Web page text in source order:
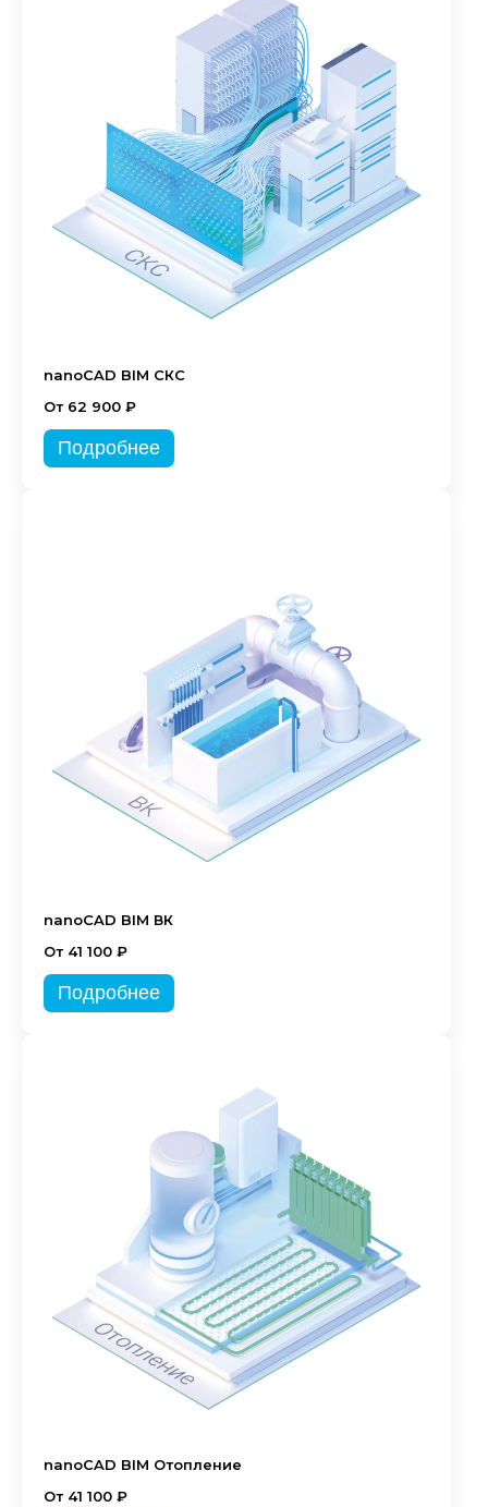
nanoCAD BIM СКС
От 62 900 ₽
Подробнее
nanoCAD BIM ВК
От 41 100 ₽
Подробнее
nanoCAD BIM Отопление
От 41 100 ₽